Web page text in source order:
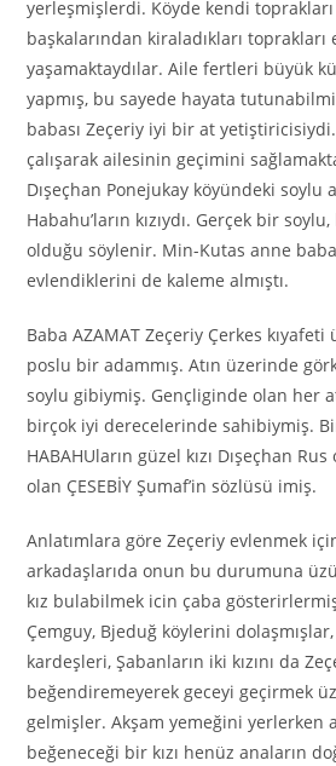
yerleşmişlerdi. Köyde kendi toprakları
başkalarından kiraladıkları
yaşamaktaydılar. Aile fertleri büyük
yapmış, bu sayede hayata
babası Zeçeriy iyi bir at
çalışarak ailesinin geçimini
Dışeçhan Ponejukay köyündeki soylu
Habahu’ların kızıydı. Gerçek bir
olduğu söylenir. Min-Kutas anne
evlendiklerini de kaleme almıştı.
Baba AZAMAT Zeçeriy Çerkes
poslu bir adammış. Atın üzerinde
soylu gibiymiş. Gençliginde olan her at
birçok iyi derecelerinde sahibiymiş.
HABAHUların güzel kızı Dışeçhan
olan ÇESEBİY Şumaf’in sözlüsü imiş.
Anlatımlara göre Zeçeriy evlenmek
arkadaşlarıda onun bu durumuna
kız bulabilmek icin çaba
Çemguy, Bjeduğ köylerini dolaşmışlar,
kardeşleri, Şabanların iki kızını da
beğendiremeyerek geceyi geçirmek
gelmişler. Akşam yemeğini yerlerken
beğeneceği bir kızı henüz anaların